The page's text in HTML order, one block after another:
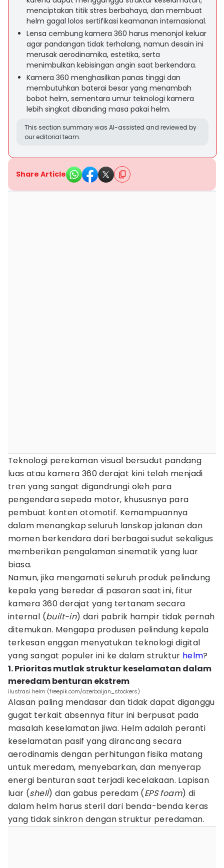
menciptakan titik stres berbahaya, dan membuat
helm gagal lolos sertifikasi keamanan internasional.
Lensa cembung kamera 360 harus menonjol keluar
agar pandangan tidak terhalang, namun desain ini
merusak aerodinamika, estetika, serta
menimbulkan kebisingan angin saat berkendara.
Kamera 360 menghasilkan panas tinggi dan
membutuhkan baterai besar yang menambah
bobot helm, sementara umur teknologi kamera
lebih singkat dibanding masa pakai helm.
This section summary was AI-assisted and reviewed by
our editorial team.
Share Article
Teknologi perekaman visual bersudut pandang
luas atau kamera 360 derajat kini telah menjadi
tren yang sangat digandrungi oleh para
pengendara sepeda motor, khususnya para
pembuat konten otomotif. Kemampuannya
dalam menangkap seluruh lanskap jalanan dan
momen berkendara dari berbagai sudut sekaligus
memberikan pengalaman sinematik yang luar
biasa.
Namun, jika mengamati seluruh produk pelindung
kepala yang beredar di pasaran saat ini, fitur
kamera 360 derajat yang tertanam secara
internal (built-in) dari pabrik hampir tidak pernah
ditemukan. Mengapa produsen pelindung kepala
terkesan enggan menyatukan teknologi digital
yang sangat populer ini ke dalam struktur helm?
1. Prioritas mutlak struktur keselamatan dalam
meredam benturan ekstrem
ilustrasi helm (freepik.com/azerbaijan_stockers)
Alasan paling mendasar dan tidak dapat diganggu
gugat terkait absennya fitur ini berpusat pada
masalah keselamatan jiwa. Helm adalah peranti
keselamatan pasif yang dirancang secara
aerodinamis dengan perhitungan fisika matang
untuk meredam, menyebarkan, dan menyerap
energi benturan saat terjadi kecelakaan. Lapisan
luar (shell) dan gabus peredam (EPS foam) di
dalam helm harus steril dari benda-benda keras
yang tidak sinkron dengan struktur peredaman.